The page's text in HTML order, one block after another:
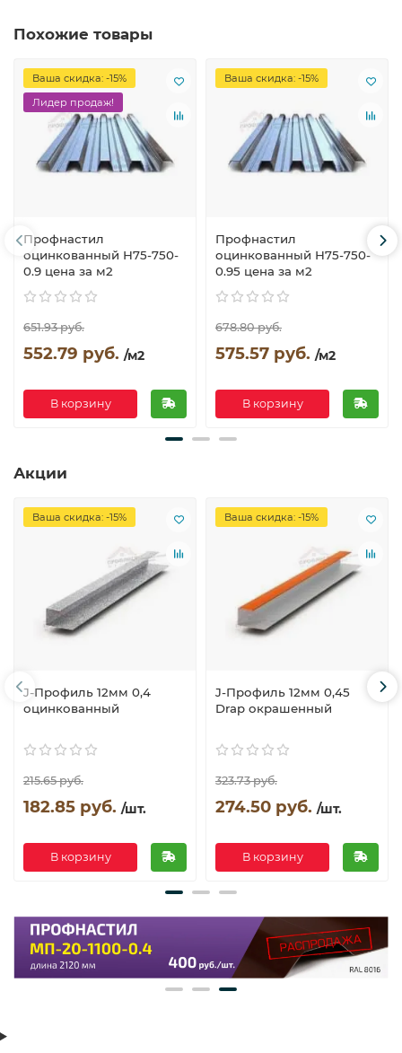
Похожие товары
Ваша скидка: -15%
Лидер продаж!
Профнастил
оцинкованный Н75-750-
0.9 цена за м2
651.93 руб.
552.79 руб. /м2
В корзину
Ваша скидка: -15%
Профнастил
оцинкованный Н75-750-
0.95 цена за м2
678.80 руб.
575.57 руб. /м2
В корзину
Акции
Ваша скидка: -15%
J-Профиль 12мм 0,4
оцинкованный
215.65 руб.
182.85 руб. /шт.
В корзину
Ваша скидка: -15%
J-Профиль 12мм 0,45
Drap окрашенный
323.73 руб.
274.50 руб. /шт.
В корзину